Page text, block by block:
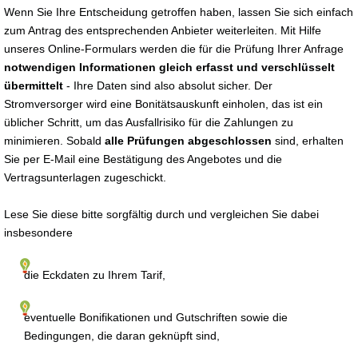
Wenn Sie Ihre Entscheidung getroffen haben, lassen Sie sich einfach
zum Antrag des entsprechenden Anbieter weiterleiten. Mit Hilfe
unseres Online-Formulars werden die für die Prüfung Ihrer Anfrage
notwendigen Informationen gleich erfasst und verschlüsselt
übermittelt - Ihre Daten sind also absolut sicher. Der
Stromversorger wird eine Bonitätsauskunft einholen, das ist ein
üblicher Schritt, um das Ausfallrisiko für die Zahlungen zu
minimieren. Sobald alle Prüfungen abgeschlossen sind, erhalten
Sie per E-Mail eine Bestätigung des Angebotes und die
Vertragsunterlagen zugeschickt.
Lese Sie diese bitte sorgfältig durch und vergleichen Sie dabei
insbesondere
die Eckdaten zu Ihrem Tarif,
eventuelle Bonifikationen und Gutschriften sowie die
Bedingungen, die daran geknüpft sind,